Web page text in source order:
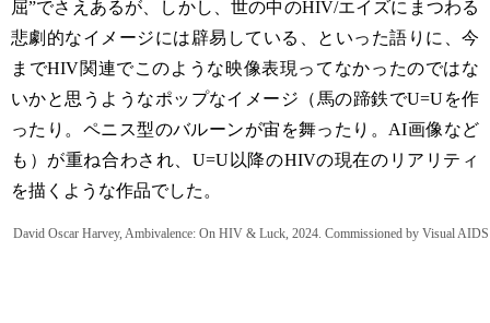
屈”でさえあるが、しかし、世の中のHIV/エイズにまつわる
悲劇的なイメージには辟易している、といった語りに、今
までHIV関連でこのような映像表現ってなかったのではな
いかと思うようなポップなイメージ（馬の蹄鉄でU=Uを作
ったり。ペニス型のバルーンが宙を舞ったり。AI画像など
も）が重ね合わされ、U=U以降のHIVの現在のリアリティ
を描くような作品でした。
David Oscar Harvey, Ambivalence: On HIV & Luck, 2024. Commissioned by Visual